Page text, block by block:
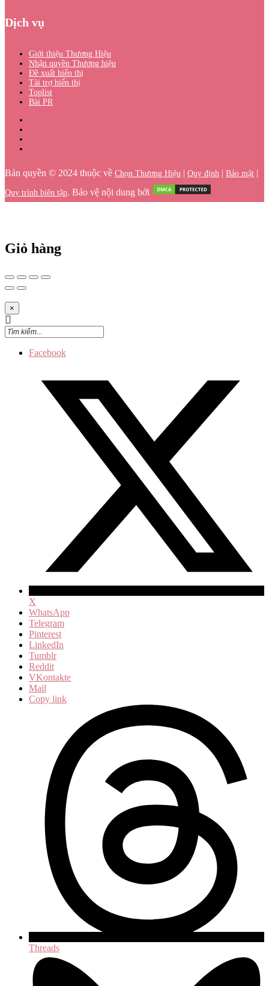
Dịch vụ
Giới thiệu Thương Hiệu
Nhận quyền Thương hiệu
Đề xuất hiển thị
Tài trợ hiển thị
Toplist
Bài PR
Bản quyền © 2024 thuộc về Chọn Thương Hiệu | Quy định | Bảo mật |
Quy trình biên tập. Bảo vệ nội dung bởi
Giỏ hàng
×
Facebook
X
WhatsApp
Telegram
Pinterest
LinkedIn
Tumblr
Reddit
VKontakte
Mail
Copy link
Threads